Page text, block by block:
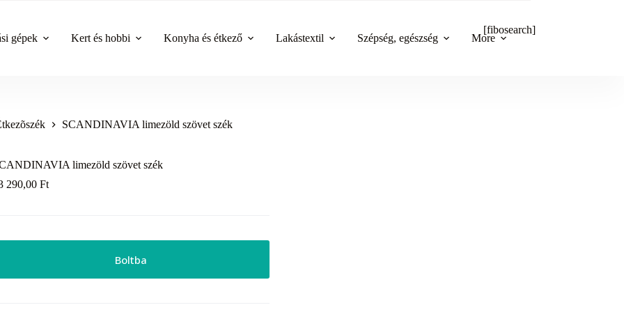
gépek Kert és hobbi Konyha és étkező Lakástextil Szépség, egészség More
[fibosearch]
SCANDINAVIA limezöld szövet szék
limezöld szövet szék
290,00Ft
Boltba